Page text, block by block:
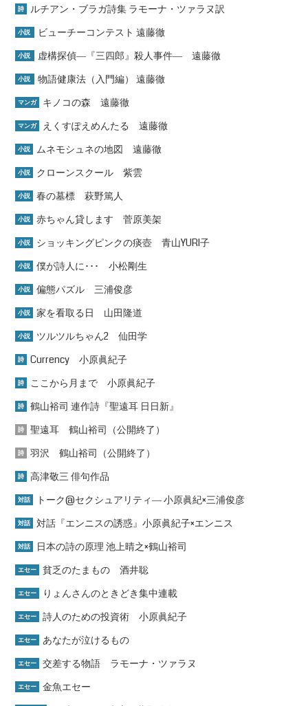
詩 ルチアン・ブラガ詩集 ラモーナ・ツァラヌ訳
小説 ビューチーコンテスト 遠藤徹
小説 虚構探偵―『三四郎』殺人事件― 遠藤徹
小説 物語健康法（入門編） 遠藤徹
マンガ キノコの森 遠藤徹
マンガ えくすぽえめんたる 遠藤徹
小説 ムネモシュネの地図 遠藤徹
小説 クローンスクール 紫雲
小説 春の墓標 萩野篤人
小説 赤ちゃん貸します 菅原美架
小説 ショッキングピンクの痰壺 青山YURI子
小説 僕が詩人に･･･ 小松剛生
小説 偏態パズル 三浦俊彦
小説 家を看取る日 山田隆道
小説 ツルツルちゃん2 仙田学
詩 Currency 小原眞紀子
詩 ここから月まで 小原眞紀子
詩 鶴山裕司 連作詩『聖遠耳 日日新』
詩 聖遠耳 鶴山裕司（公開終了）
詩 羽沢 鶴山裕司（公開終了）
詩 高津敬三 俳句作品
対話 トーク@セクシュアリティ― 小原眞紀×三浦俊彦
対話 対話『エンニスの誘惑』小原眞紀子×エンニス
対話 日本の詩の原理 池上晴之×鶴山裕司
エセー 貧乏のたまもの 酒井聡
エセー りょんさんのときどき集中連載
エセー 詩人のための投資術 小原眞紀子
エセー あなたが泣けるもの
エセー 交差する物語 ラモーナ・ツァラヌ
エセー 金魚エセー